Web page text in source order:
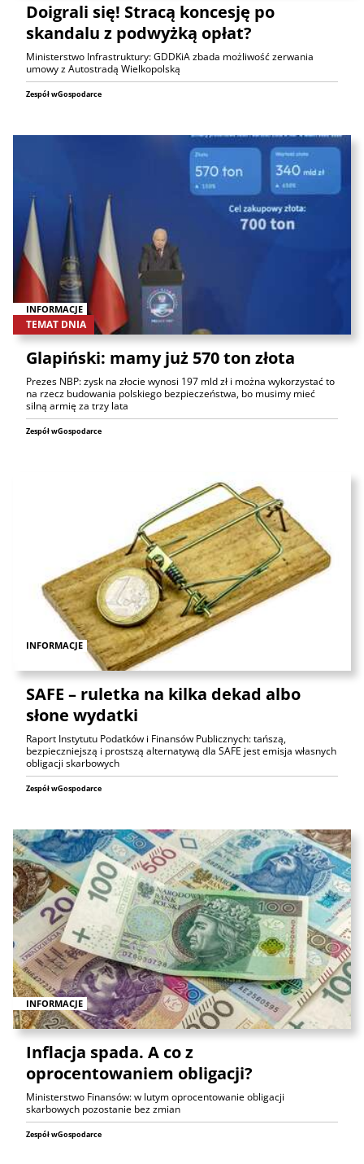
Doigrali się! Stracą koncesję po
skandalu z podwyżką opłat?
Ministerstwo Infrastruktury: GDDKiA zbada możliwość zerwania
umowy z Autostradą Wielkopolską
Zespół wGospodarce
INFORMACJE
TEMAT DNIA
Glapiński: mamy już 570 ton złota
Prezes NBP: zysk na złocie wynosi 197 mld zł i można wykorzystać to
na rzecz budowania polskiego bezpieczeństwa, bo musimy mieć
silną armię za trzy lata
Zespół wGospodarce
INFORMACJE
SAFE – ruletka na kilka dekad albo
słone wydatki
Raport Instytutu Podatków i Finansów Publicznych: tańszą,
bezpieczniejszą i prostszą alternatywą dla SAFE jest emisja własnych
obligacji skarbowych
Zespół wGospodarce
INFORMACJE
Inflacja spada. A co z
oprocentowaniem obligacji?
Ministerstwo Finansów: w lutym oprocentowanie obligacji
skarbowych pozostanie bez zmian
Zespół wGospodarce